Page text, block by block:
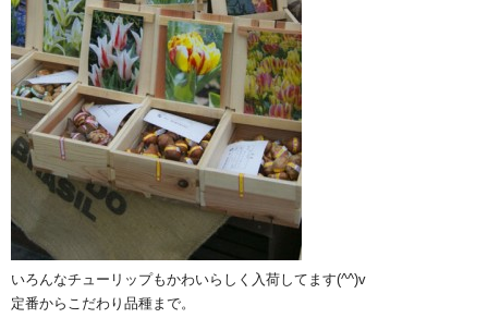
いろんなチューリップもかわいらしく入荷してます(^^)v
定番からこだわり品種まで。